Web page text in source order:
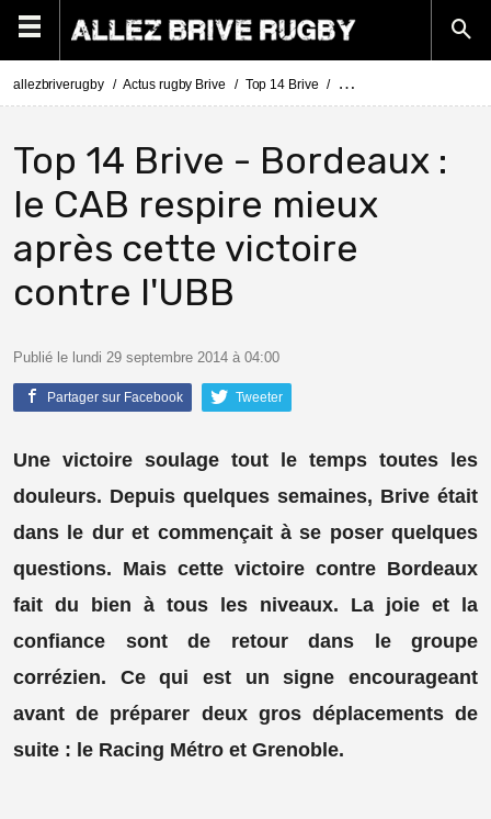
allezbriverugby Actus rugby Brive Top 14 Brive Top 14 Brive - Bordeaux
Top 14 Brive - Bordeaux :
le CAB respire mieux
après cette victoire
contre l'UBB
Publié le lundi 29 septembre 2014 à 04:00
Partager sur Facebook Tweeter
Une victoire soulage tout le temps toutes les
douleurs. Depuis quelques semaines, Brive était
dans le dur et commençait à se poser quelques
questions. Mais cette victoire contre Bordeaux
fait du bien à tous les niveaux. La joie et la
confiance sont de retour dans le groupe
corrézien. Ce qui est un signe encourageant
avant de préparer deux gros déplacements de
suite : le Racing Métro et Grenoble.